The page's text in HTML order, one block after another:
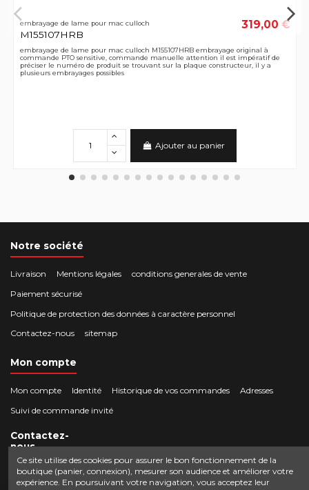
embrayage de lame pour mac culloch
M155107HRB
319,00 €
embrayage de lame pour mac culloch M155107HRB embrayage original à
commande PTO sensitive, commande manuelle attention il est impératif de
préciser le numéro de produit se trouvant sur la plaque constructeur, il y a
plusieurs embrayages possibles
Ajouter au panier
Notre société
Livraison Mentions légales
conditions generales de vente
Paiement sécurisé
Politique de protection des données à caractère personnel
Contactez-nous
sitemap
Mon compte
Mon compte Identité Historique de vos commandes
Adresses
Suivi de commande invité
Contactez-
nous
Crocbois-motoculture.com
0624436257
Ce site utilise des cookies pour assurer le bon fonctionnement de la
boutique (panier, connexion), mesurer son audience et améliorer votre
expérience. En poursuivant votre navigation, vous acceptez leur